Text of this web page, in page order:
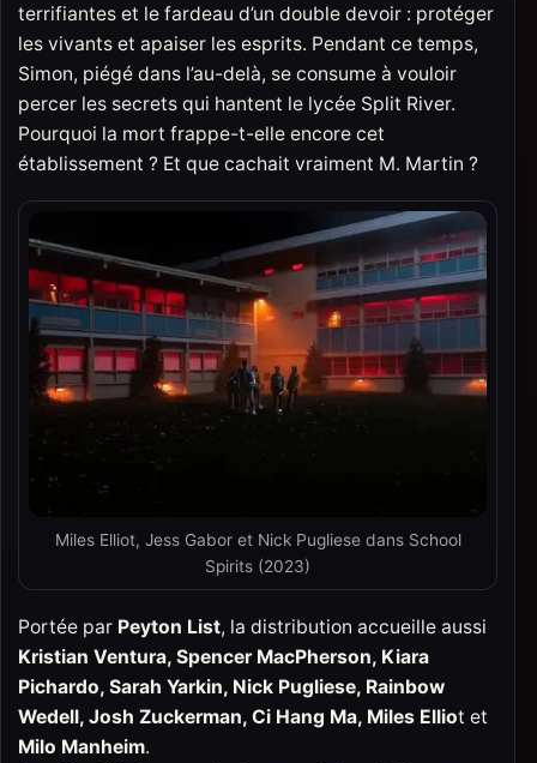
terrifiantes et le fardeau d’un double devoir : protéger
les vivants et apaiser les esprits. Pendant ce temps,
Simon, piégé dans l’au-delà, se consume à vouloir
percer les secrets qui hantent le lycée Split River.
Pourquoi la mort frappe-t-elle encore cet
établissement ? Et que cachait vraiment M. Martin ?
Miles Elliot, Jess Gabor et Nick Pugliese dans School
Spirits (2023)
Portée par Peyton List, la distribution accueille aussi
Kristian Ventura, Spencer MacPherson, Kiara
Pichardo, Sarah Yarkin, Nick Pugliese, Rainbow
Wedell, Josh Zuckerman, Ci Hang Ma, Miles Elliot et
Milo Manheim.